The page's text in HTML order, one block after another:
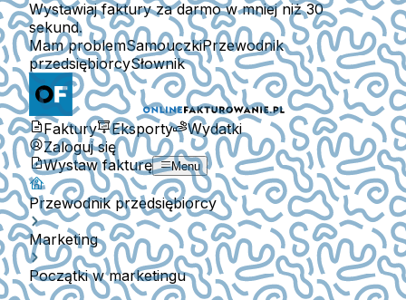
Wystawiaj faktury za darmo w mniej niż 30
sekund.
Mam problemSamouczkiPrzewodnik
przedsiębiorcySłownik
Faktury Eksporty
Wydatki
Zaloguj się
Wystaw fakturę
Menu
Przewodnik przedsiębiorcy
Marketing
Początki w marketingu